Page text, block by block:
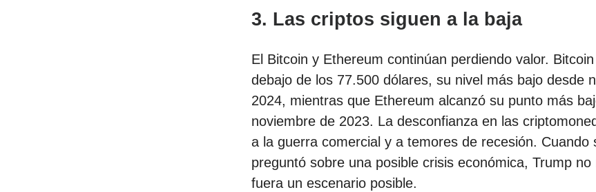
3. Las criptos siguen a la baja
El Bitcoin y Ethereum continúan perdiendo valor.
debajo de los 77.500 dólares, su nivel más bajo desde
2024, mientras que Ethereum alcanzó su punto más
noviembre de 2023. La desconfianza en las
a la guerra comercial y a temores de recesión. Cuando
preguntó sobre una posible crisis económica, Trump no
fuera un escenario posible.